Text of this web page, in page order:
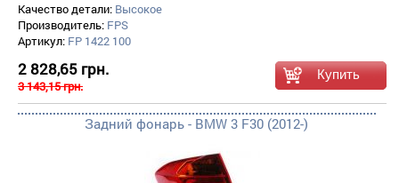
Качество детали: Высокое
Производитель: FPS
Артикул: FP 1422 100
2 828,65 грн.
3 143,15 грн.
Задний фонарь - BMW 3 F30 (2012-)